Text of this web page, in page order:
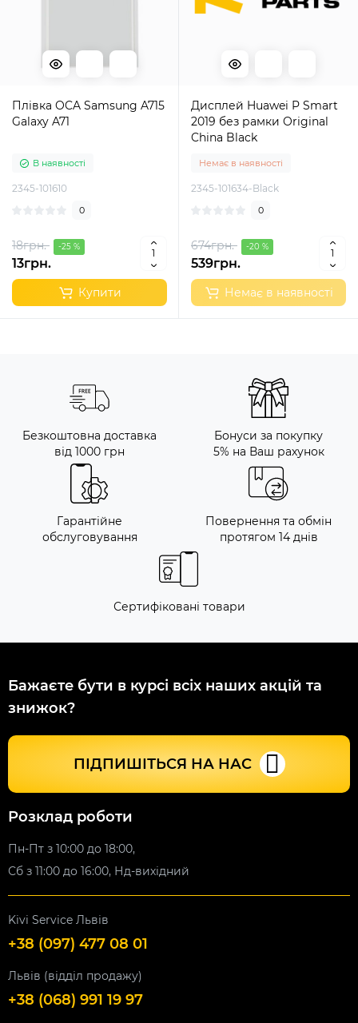
Плівка OCA Samsung A715
Galaxy A71
В наявності
2345-101610
0
18грн. -25 %
13грн.
Купити
Дисплей Huawei P Smart
2019 без рамки Original
China Black
Немає в наявності
2345-101634-Black
0
674грн. -20 %
539грн.
Немає в наявності
Безкоштовна доставка
від 1000 грн
Бонуси за покупку
5% на Ваш рахунок
Гарантійне
обслуговування
Повернення та обмін
протягом 14 днів
Сертифіковані товари
Бажаєте бути в курсі всіх наших акцій та
знижок?
ПІДПИШІТЬСЯ НА НАС
Розклад роботи
Пн-Пт з 10:00 до 18:00,
Сб з 11:00 до 16:00, Нд-вихідний
Kivi Service Львів
+38 (097) 477 08 01
Львів (відділ продажу)
+38 (068) 991 19 97